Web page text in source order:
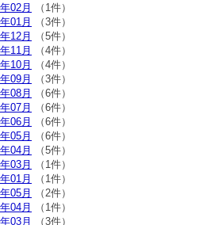
02月
（1件）
01月
（3件）
12月
（5件）
11月
（4件）
10月
（4件）
09月
（3件）
08月
（6件）
07月
（6件）
06月
（6件）
05月
（6件）
04月
（5件）
03月
（1件）
01月
（1件）
05月
（2件）
04月
（1件）
03月
（3件）